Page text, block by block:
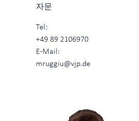
자문
Tel:
+49 89 2106970
E-Mail:
mruggiu@vjp.de